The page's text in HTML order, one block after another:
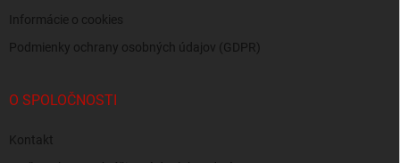
Informácie o cookies
Podmienky ochrany osobných údajov (GDPR)
O SPOLOČNOSTI
Kontakt